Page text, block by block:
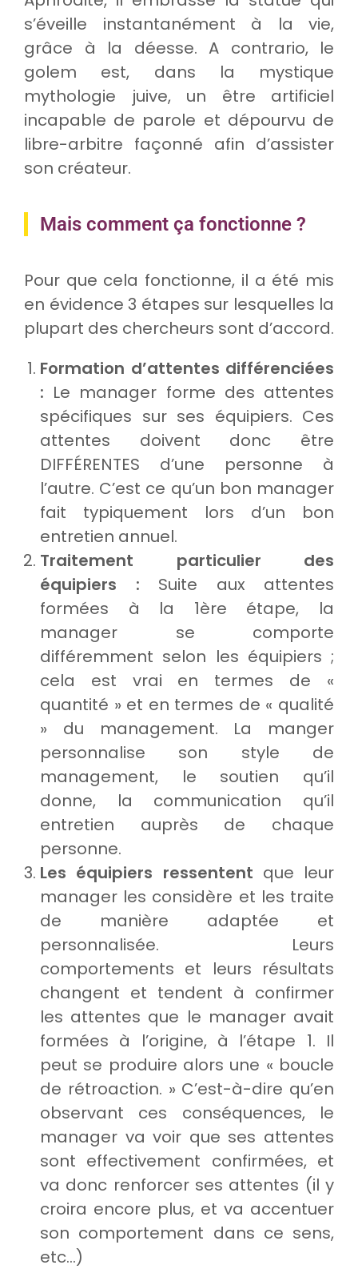
s’éveille instantanément à la vie,
grâce à la déesse. A contrario, le
golem est, dans la mystique
mythologie juive, un être artificiel
incapable de parole et dépourvu de
libre-arbitre façonné afin d’assister
son créateur.
Mais comment ça fonctionne ?
Pour que cela fonctionne, il a été mis
en évidence 3 étapes sur lesquelles la
plupart des chercheurs sont d’accord.
Formation d’attentes différenciées
: Le manager forme des attentes
spécifiques sur ses équipiers. Ces
attentes doivent donc être
DIFFÉRENTES d’une personne à
l’autre. C’est ce qu’un bon manager
fait typiquement lors d’un bon
entretien annuel.
Traitement particulier des
équipiers : Suite aux attentes
formées à la 1ère étape, la
manager se comporte
différemment selon les équipiers ;
cela est vrai en termes de «
quantité » et en termes de « qualité
» du management. La manger
personnalise son style de
management, le soutien qu’il
donne, la communication qu’il
entretien auprès de chaque
personne.
Les équipiers ressentent que leur
manager les considère et les traite
de manière adaptée et
personnalisée. Leurs
comportements et leurs résultats
changent et tendent à confirmer
les attentes que le manager avait
formées à l’origine, à l’étape 1. Il
peut se produire alors une « boucle
de rétroaction. » C’est-à-dire qu’en
observant ces conséquences, le
manager va voir que ses attentes
sont effectivement confirmées, et
va donc renforcer ses attentes (il y
croira encore plus, et va accentuer
son comportement dans ce sens,
etc…)